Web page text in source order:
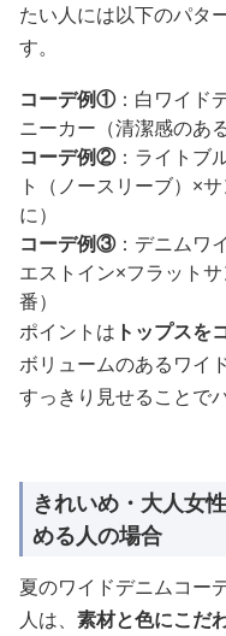
たい人には以下のパタ
す。
コーデ例①：白ワイド
ニーカー（清潔感のあ
コーデ例②：ライトブ
ト（ノースリーブ）×
に）
コーデ例③：デニムワ
エストイン×フラット
番）
ポイントは トップスを
ボリュームのあるワイ
すっきり見せることで
きれいめ・大人女
める人の場合
夏のワイドデニムコー
人は、 素材と色にこだ